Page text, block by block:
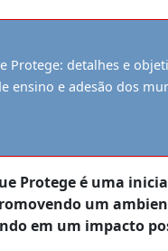
Protege: detalhes e
ensino e adesão dos
Protege é uma
um
em um impacto